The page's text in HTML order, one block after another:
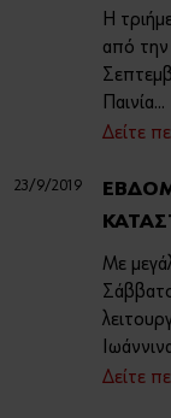
Η
από την
Παινία...
Δείτε
23/9/2019
Με
Δείτε